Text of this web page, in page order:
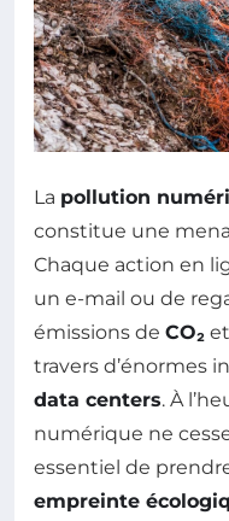
La pollution
constitue une
Chaque action en
un e-mail ou de
émissions de CO₂
travers d’énormes
data centers. À
numérique ne
essentiel de
empreinte